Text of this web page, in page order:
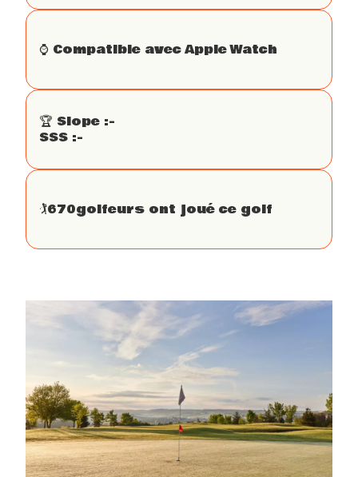
⌚️ Compatible avec Apple Watch
🏆 Slope :-
SSS :-
🏌670golfeurs ont joué ce golf